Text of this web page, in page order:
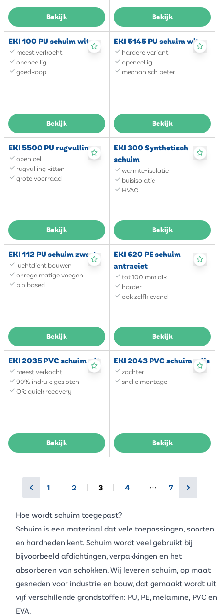
Bekijk Bekijk
EKI 100 PU schuim wit
meest verkocht
opencellig
goedkoop
Bekijk
EKI 5145 PU schuim wit
hardere variant
opencellig
mechanisch beter
Bekijk
EKI 5500 PU rugvulling
open cel
rugvulling kitten
grote voorraad
Bekijk
EKI 300 Synthetisch
schuim
warmte-isolatie
buisisolatie
HVAC
Bekijk
EKI 112 PU schuim zwart
luchtdicht bouwen
onregelmatige voegen
bio based
Bekijk
EKI 620 PE schuim
antraciet
tot 100 mm dik
harder
ook zelfklevend
Bekijk
EKI 2035 PVC schuim wit
meest verkocht
90% indruk: gesloten
QR: quick recovery
Bekijk
EKI 2043 PVC schuim grijs
zachter
snelle montage
Bekijk
1 2 3 4
More pages
7
Hoe wordt schuim toegepast?
Schuim is een materiaal dat vele toepassingen, soorten
en hardheden kent. Schuim wordt veel gebruikt bij
bijvoorbeeld afdichtingen, verpakkingen en het
absorberen van schokken. Wij leveren schuim, op maat
gesneden voor industrie en bouw, dat gemaakt wordt uit
vijf verschillende grondstoffen: PU, PE, melamine, PVC en
EVA.